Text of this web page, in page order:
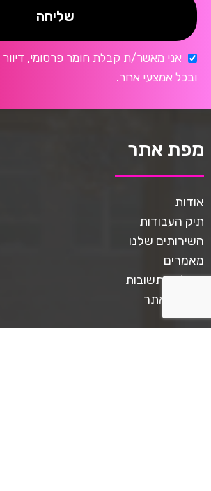
שליחה
אני מאשר/ת קבלת חומר פרסומי, דיוור
ובכל אמצעי אחר.
מפת אתר
אודות
תיק העבודות
השירותים שלנו
מאמרים
שאלות ותשובות
תקנון האתר
צרו קשר